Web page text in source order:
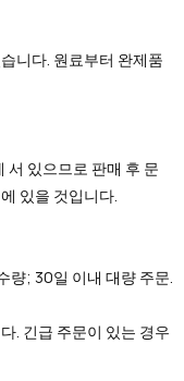
니다. 원료부터 완제품
서 있으므로 판매 후 문
있을 것입니다.
량; 30일 이내 대량 주문.
. 긴급 주문이 있는 경우